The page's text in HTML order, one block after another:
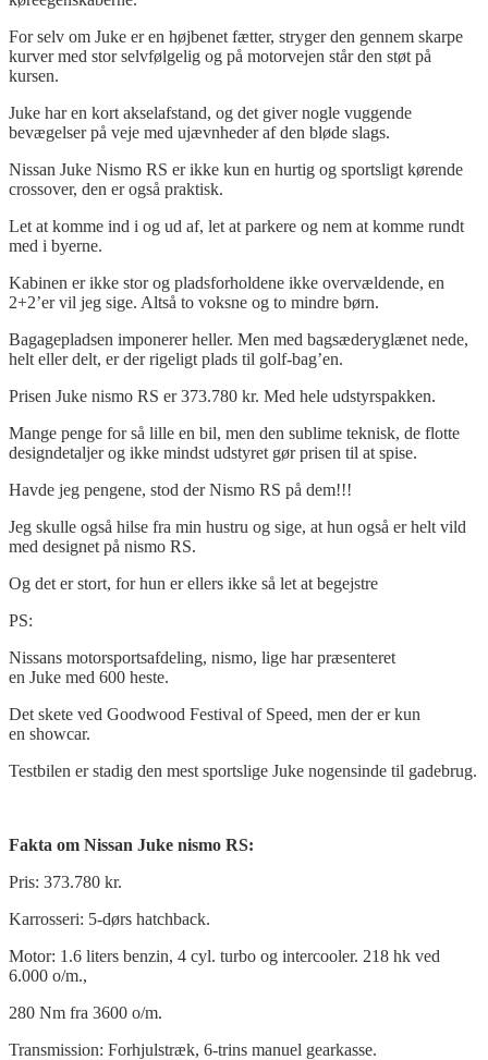
For selv om Juke er en højbenet fætter, stryger den gennem skarpe
kurver med stor selvfølgelig og på motorvejen står den støt på
kursen.
Juke har en kort akselafstand, og det giver nogle vuggende
bevægelser på veje med ujævnheder af den bløde slags.
Nissan Juke Nismo RS er ikke kun en hurtig og sportsligt kørende
crossover, den er også praktisk.
Let at komme ind i og ud af, let at parkere og nem at komme rundt
med i byerne.
Kabinen er ikke stor og pladsforholdene ikke overvældende, en
2+2’er vil jeg sige. Altså to voksne og to mindre børn.
Bagagepladsen imponerer heller. Men med bagsæderyglænet nede,
helt eller delt, er der rigeligt plads til golf-bag’en.
Prisen Juke nismo RS er 373.780 kr. Med hele udstyrspakken.
Mange penge for så lille en bil, men den sublime teknisk, de flotte
designdetaljer og ikke mindst udstyret gør prisen til at spise.
Havde jeg pengene, stod der Nismo RS på dem!!!
Jeg skulle også hilse fra min hustru og sige, at hun også er helt vild
med designet på nismo RS.
Og det er stort, for hun er ellers ikke så let at begejstre
PS:
Nissans motorsportsafdeling, nismo, lige har præsenteret
en Juke med 600 heste.
Det skete ved Goodwood Festival of Speed, men der er kun
en showcar.
Testbilen er stadig den mest sportslige Juke nogensinde til gadebrug.
Fakta om Nissan Juke nismo RS:
Pris: 373.780 kr.
Karrosseri: 5-dørs hatchback.
Motor: 1.6 liters benzin, 4 cyl. turbo og intercooler. 218 hk ved
6.000 o/m.,
280 Nm fra 3600 o/m.
Transmission: Forhjulstræk, 6-trins manuel gearkasse.